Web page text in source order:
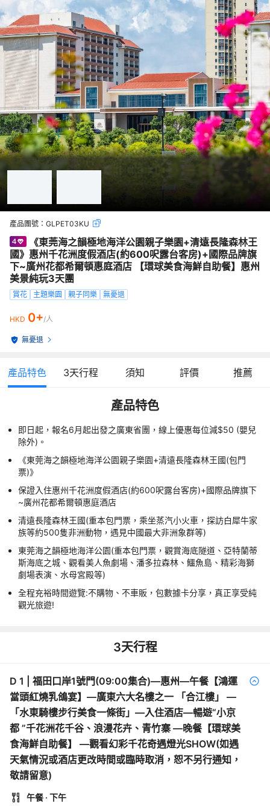
產品團號： GLPET03KU
《東莞海之韻極地海洋公園親子樂園+清遠長隆森林王
國》惠州千花洲度假酒店(約600呎露台客房)+國際品牌旗
下~廣州花都希爾頓惠庭酒店 【環球美食海鮮自助餐】惠州
美景純玩3天團
賞花 主題樂園 親子同樂 無憂退
HKD 0+/人
無憂退
產品特色 3天行程 須知 評價 推薦
產品特色
即日起，報名6月起出發之廣東省團，線上優惠每位減$50 (嬰兒
除外)。
《東莞海之韻極地海洋公園親子樂園+清遠長隆森林王國(包門
票)》
保證入住惠州千花洲度假酒店(約600呎露台客房)+國際品牌旗下
~廣州花都希爾頓惠庭酒店
清遠長隆森林王國(重本包門票，乘坐蒸汽小火車，探訪白犀牛家
族等約500隻非洲動物，遇見中國最大非洲象群等)
東莞海之韻極地海洋公園(重本包門票，觀賞海底隧道、亞特蘭蒂
斯海底之城、觀看美人魚劇場、潘多拉森林、鱷魚島、精彩海獅
劇場表演、水母宮殿等)
全程充裕時間遊覽:不購物、不車販，包數據卡分享，真正享受純
觀光旅遊!
3天行程
D 1
福田口岸1號門(09:00集合)—惠州—午餐【鴻運
當頭紅燒乳鴿宴】—廣東六大名樓之一 「合江樓」 —
「水東騎樓步行美食一條街」—入住酒店—暢遊“小京
都 ”千花洲花千谷、浪漫花卉、青竹寨 —晚餐【環球美
食海鮮自助餐】 —觀看幻彩千花奇遇燈光SHOW(如遇
天氣情況或酒店更改時間或臨時取消，恕不另行通知，
敬請留意)
午餐 · 下午